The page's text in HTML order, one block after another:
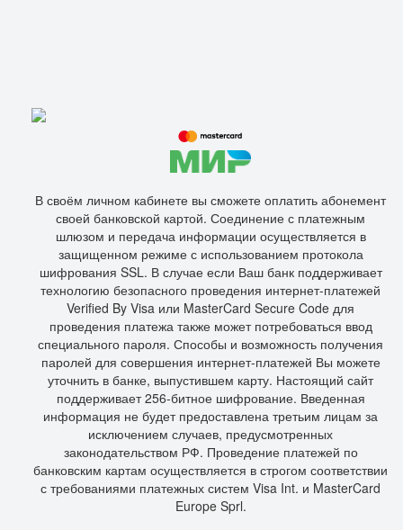
В своём личном кабинете вы сможете оплатить абонемент
своей банковской картой. Соединение с платежным
шлюзом и передача информации осуществляется в
защищенном режиме с использованием протокола
шифрования SSL. В случае если Ваш банк поддерживает
технологию безопасного проведения интернет-платежей
Verified By Visa или MasterCard Secure Code для
проведения платежа также может потребоваться ввод
специального пароля. Способы и возможность получения
паролей для совершения интернет-платежей Вы можете
уточнить в банке, выпустившем карту. Настоящий сайт
поддерживает 256-битное шифрование. Введенная
информация не будет предоставлена третьим лицам за
исключением случаев, предусмотренных
законодательством РФ. Проведение платежей по
банковским картам осуществляется в строгом соответствии
с требованиями платежных систем Visa Int. и MasterCard
Europe Sprl.